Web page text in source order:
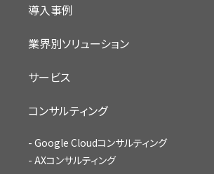
導入事例
業界別ソリューション
サービス
コンサルティング
Google Cloudコンサルティング
AXコンサルティング